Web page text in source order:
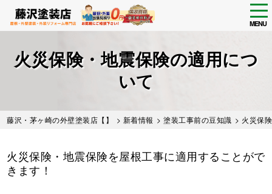
main
MENU
火災保険・地震保険の適用につ
いて
藤沢・茅ヶ崎の外壁塗装店【】 > 新着情報 >塗装工事前の豆知識 > 火災保
火災保険・地震保険を屋根工事に適用することがで
きます！